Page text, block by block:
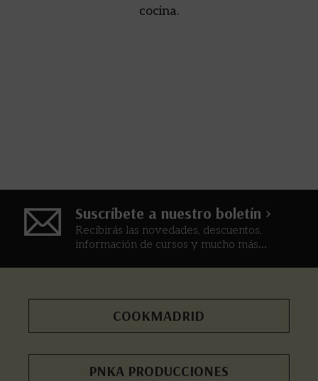
cocina.
Suscríbete a nuestro boletín >
Recibirás las novedades, descuentos,
información de cursos y mucho más...
COOKMADRID
PNKA PRODUCCIONES